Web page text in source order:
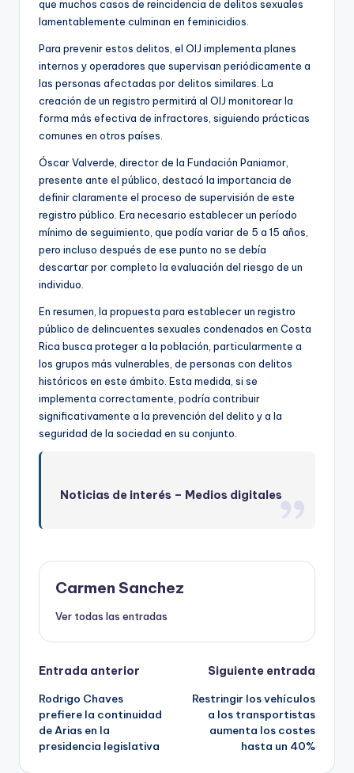
que muchos casos de reincidencia de delitos sexuales
lamentablemente culminan en feminicidios.
Para prevenir estos delitos, el OIJ implementa planes
internos y operadores que supervisan periódicamente a
las personas afectadas por delitos similares. La
creación de un registro permitirá al OIJ monitorear la
forma más efectiva de infractores, siguiendo prácticas
comunes en otros países.
Óscar Valverde, director de la Fundación Paniamor,
presente ante el público, destacó la importancia de
definir claramente el proceso de supervisión de este
registro público. Era necesario establecer un período
mínimo de seguimiento, que podía variar de 5 a 15 años,
pero incluso después de ese punto no se debía
descartar por completo la evaluación del riesgo de un
individuo.
En resumen, la propuesta para establecer un registro
público de delincuentes sexuales condenados en Costa
Rica busca proteger a la población, particularmente a
los grupos más vulnerables, de personas con delitos
históricos en este ámbito. Esta medida, si se
implementa correctamente, podría contribuir
significativamente a la prevención del delito y a la
seguridad de la sociedad en su conjunto.
Noticias de interés – Medios digitales
Carmen Sanchez
Ver todas las entradas
Navegación
de
entradas
Entrada anterior
Rodrigo Chaves
prefiere la continuidad
de Arias en la
presidencia legislativa
Siguiente entrada
Restringir los vehículos
a los transportistas
aumenta los costes
hasta un 40%